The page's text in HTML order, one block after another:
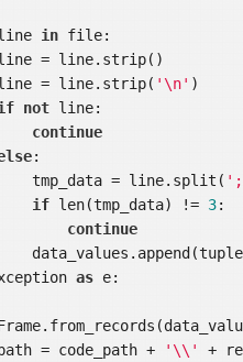
in file:
line = line.strip(
'\n' )
not line:
continue
:
                    tmp_data = line.split(
if len(tmp_data) != 3:
continue
as e:
= code_path +
'\\'
+